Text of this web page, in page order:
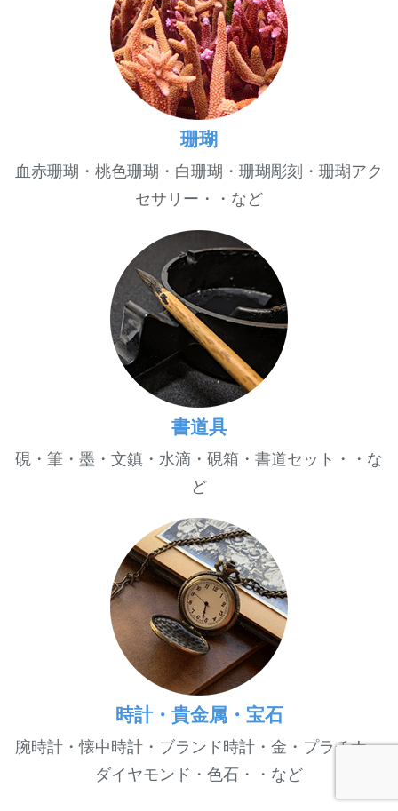
珊瑚
血赤珊瑚・桃色珊瑚・白珊瑚・珊瑚彫刻・珊瑚アク
セサリー・・など
書道具
硯・筆・墨・文鎮・水滴・硯箱・書道セット・・な
ど
時計・貴金属・宝石
腕時計・懐中時計・ブランド時計・金・プラチナ・
ダイヤモンド・色石・・など